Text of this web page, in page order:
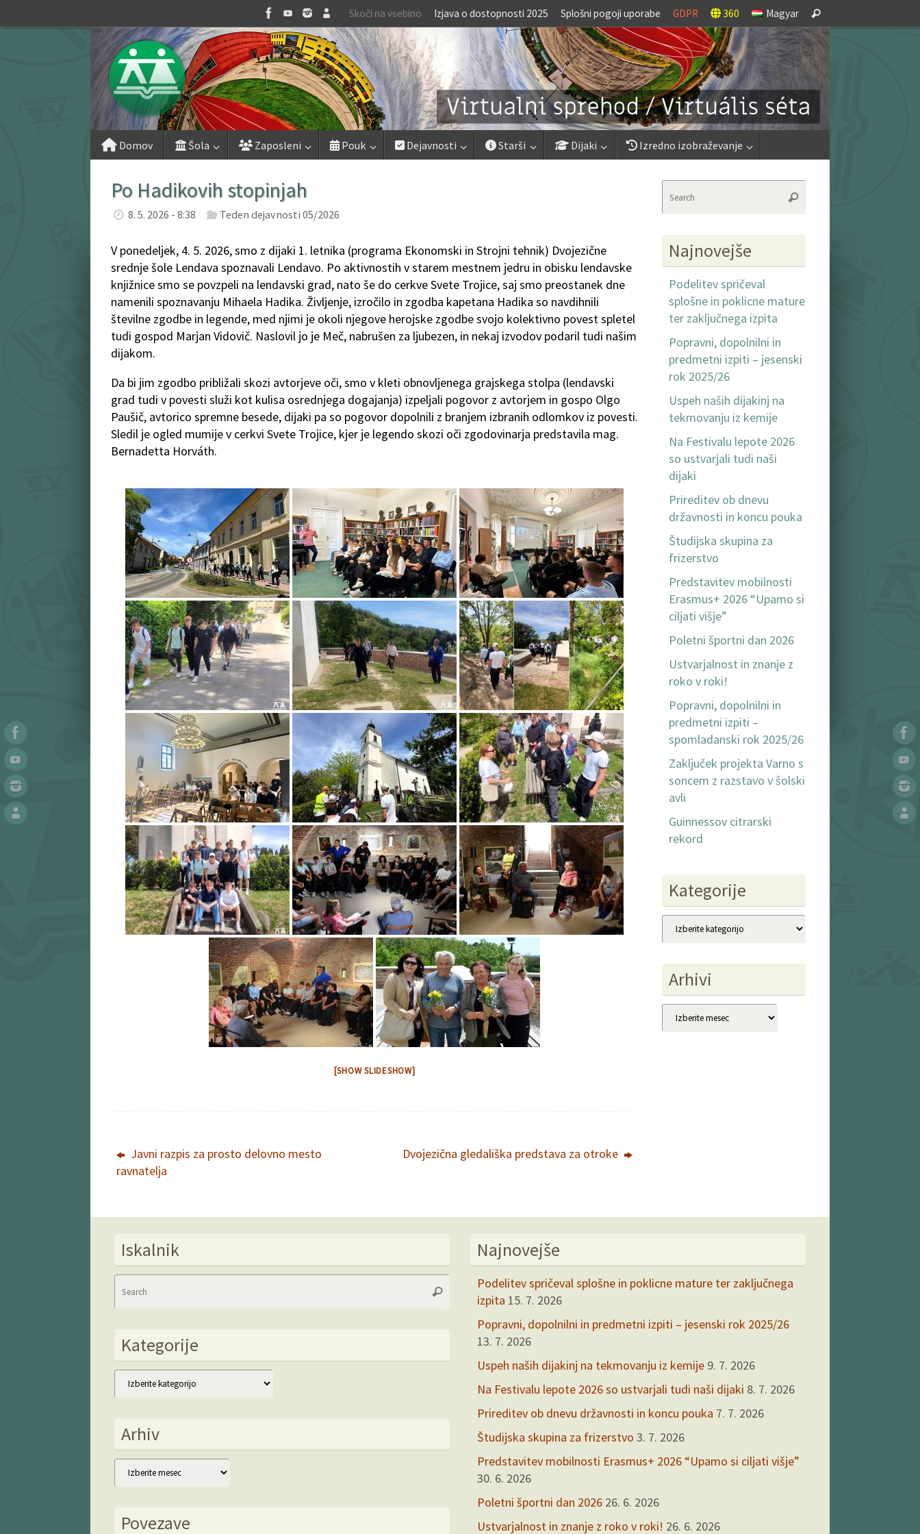
to
Skoči na vsebino Izjava o dostopnosti 2025 Splošni pogoji uporabe GDPR 360 Magyar
for:
Search
Skip
Domov Šola Zaposleni Pouk Dejavnosti Starši Dijaki Izredno izobraževanje
Po Hadikovih stopinjah
8. 5. 2026 - 8:38 Teden dejavnosti 05/2026
V ponedeljek, 4. 5. 2026, smo z dijaki 1. letnika (programa Ekonomski in Strojni tehnik) Dvojezične
srednje šole Lendava spoznavali Lendavo. Po aktivnostih v starem mestnem jedru in obisku lendavske
knjižnice smo se povzpeli na lendavski grad, nato še do cerkve Svete Trojice, saj smo preostanek dne
namenili spoznavanju Mihaela Hadika. Življenje, izročilo in zgodba kapetana Hadika so navdihnili
številne zgodbe in legende, med njimi je okoli njegove herojske zgodbe svojo kolektivno povest spletel
tudi gospod Marjan Vidovič. Naslovil jo je Meč, nabrušen za ljubezen, in nekaj izvodov podaril tudi našim
dijakom.
Da bi jim zgodbo približali skozi avtorjeve oči, smo v kleti obnovljenega grajskega stolpa (lendavski
grad tudi v povesti služi kot kulisa osrednjega dogajanja) izpeljali pogovor z avtorjem in gospo Olgo
Paušič, avtorico spremne besede, dijaki pa so pogovor dopolnili z branjem izbranih odlomkov iz povesti.
Sledil je ogled mumije v cerkvi Svete Trojice, kjer je legendo skozi oči zgodovinarja predstavila mag.
Bernadetta Horváth.
[SHOW SLIDESHOW]
Javni razpis za prosto delovno mesto
ravnatelja
Dvojezična gledališka predstava za otroke
Search
Najnovejše
Podelitev spričeval
splošne in poklicne mature
ter zaključnega izpita
Popravni, dopolnilni in
predmetni izpiti – jesenski
rok 2025/26
Uspeh naših dijakinj na
tekmovanju iz kemije
Na Festivalu lepote 2026
so ustvarjali tudi naši
dijaki
Prireditev ob dnevu
državnosti in koncu pouka
Študijska skupina za
frizerstvo
Predstavitev mobilnosti
Erasmus+ 2026 “Upamo si
ciljati višje”
Poletni športni dan 2026
Ustvarjalnost in znanje z
roko v roki!
Popravni, dopolnilni in
predmetni izpiti –
spomladanski rok 2025/26
Zaključek projekta Varno s
soncem z razstavo v šolski
avli
Guinnessov citrarski
rekord
Kategorije
Kategorije
Arhivi
Arhivi
Iskalnik
Search
Search
Kategorije
Kategorije
Arhiv
Arhiv
Povezave
Najnovejše
Podelitev spričeval splošne in poklicne mature ter zaključnega
izpita 15. 7. 2026
Popravni, dopolnilni in predmetni izpiti – jesenski rok 2025/26
13. 7. 2026
Uspeh naših dijakinj na tekmovanju iz kemije 9. 7. 2026
Na Festivalu lepote 2026 so ustvarjali tudi naši dijaki 8. 7. 2026
Prireditev ob dnevu državnosti in koncu pouka 7. 7. 2026
Študijska skupina za frizerstvo 3. 7. 2026
Predstavitev mobilnosti Erasmus+ 2026 “Upamo si ciljati višje”
30. 6. 2026
Poletni športni dan 2026 26. 6. 2026
Ustvarjalnost in znanje z roko v roki! 26. 6. 2026